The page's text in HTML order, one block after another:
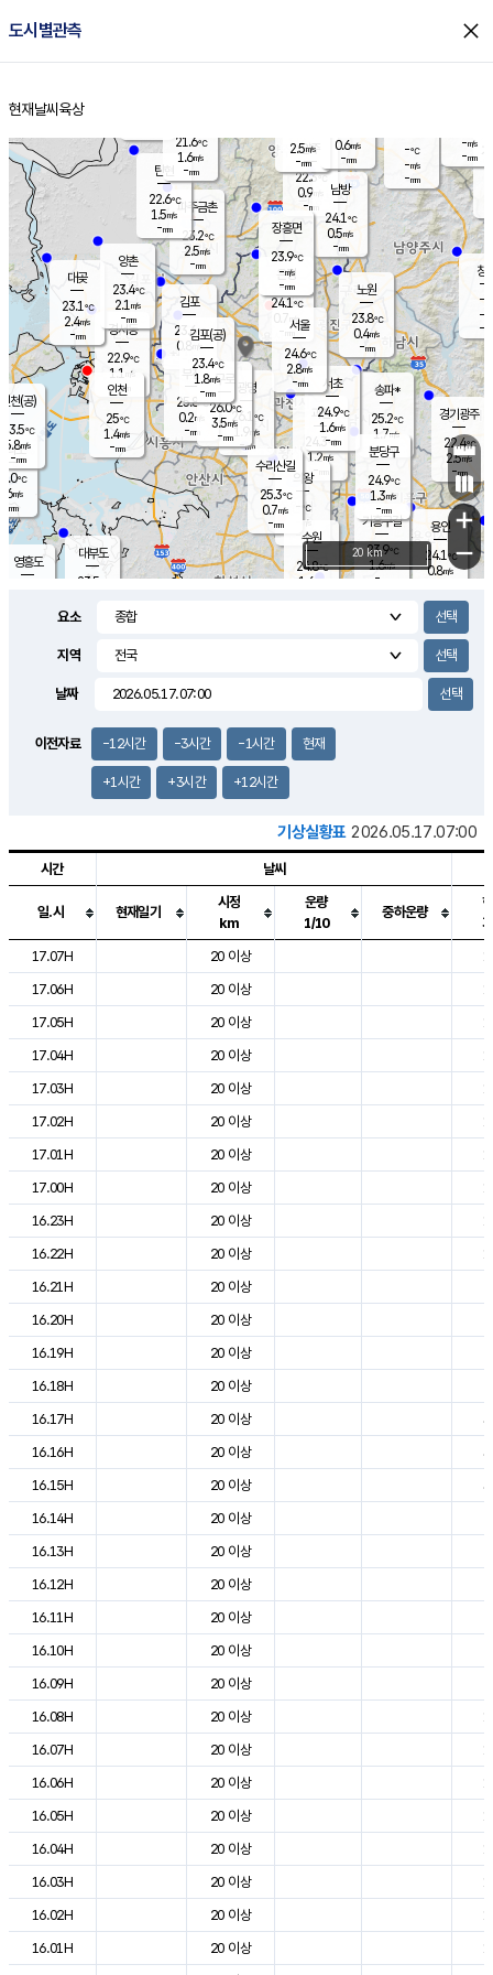
도시별관측 close
홈
현재날씨 육상
의도
℃
m/s
mm
영흥도
양주
22.3℃
0.9
-mm
과천
24.3℃
1.2m/s
- mm
용인
24.1℃
0.8m/s
경기광주
22.4℃
2.5m/s
-mm
1.8m/s
대부도
23.5
경서동
22.9℃
1.1 m/s
-mm
파주금촌
23.2℃
2.5m/s
-mm
-℃
-m/s
-mm
대곶
23.1℃
2.4m/s
-mm
창
-
-m/
-
탄현
22.6℃
1.5m/s
-mm
-m/s
-mm
의왕
- ℃
m/s
mm
김포
23.6℃
0.8 m/s
mm
광명
26.1
℃
1.9 m/s
-mm
부천
25.8℃
0.2m/s
-mm
양촌
23.4℃
2.1 m/s
-mm
구로
26.0℃
3.5m/s
-mm
은평
24.1℃
0.7 m/s
- mm
노원
23.8℃
0.4m/s
-mm
송파*
25.2℃
1.7m/s
-mm
서초
24.9℃
1.6m/s
-mm
남방
24.1℃
0.5m/s
-mm
기흥구갈
23.9℃
1.6m/s
-
수리산길
25.3℃
0.7m/s
-mm
분당구
24.9℃
1.3m/s
-mm
장흥면
23.9℃
-m/s
-mm
2.5m/s
-mm
인천(공)
23.5℃
5.8m/s
-mm
김포(공)
23.4℃
1.8m/s
-mm
수원
24.8℃
1.6 m/s
인천
25℃
1.4m/s
-mm
서울
24.6℃
2.8m/s
-mm
21.6℃
1.6m/s
-mm
0.6m/s
-mm
+
−
20 km
요소
지역
날짜
이전자료 -12시간 -3시간 -1시간 현재
+1시간 +3시간 +12시간
기상실황표 2026.05.17.07:00
도시별 기상실황표로 지점, 날씨, 기온, 강수, 바람, 기압등을 안내한 표입
시간 날씨
일.시 현재일기
시정
km
운량
1/10
중하운량
17.07H
20 이상
17.06H
20 이상
17.05H
20 이상
17.04H
20 이상
17.03H
20 이상
17.02H
20 이상
17.01H
20 이상
17.00H
20 이상
16.23H
20 이상
16.22H
20 이상
16.21H
20 이상
16.20H
20 이상
16.19H
20 이상
16.18H
20 이상
16.17H
20 이상
16.16H
20 이상
16.15H
20 이상
16.14H
20 이상
16.13H
20 이상
16.12H
20 이상
16.11H
20 이상
16.10H
20 이상
16.09H
20 이상
16.08H
20 이상
16.07H
20 이상
16.06H
20 이상
16.05H
20 이상
16.04H
20 이상
16.03H
20 이상
16.02H
20 이상
16.01H
20 이상